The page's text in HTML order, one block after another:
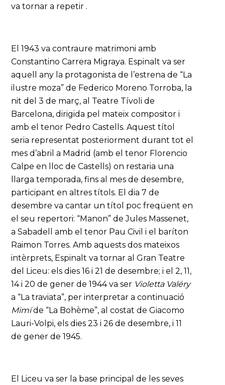
va tornar a repetir .
El 1943 va contraure matrimoni amb
Constantino Carrera Migraya. Espinalt va ser
aquell any la protagonista de l’estrena de “La
ilustre moza” de Federico Moreno Torroba, la
nit del 3 de març, al Teatre Tívoli de
Barcelona, dirigida pel mateix compositor i
amb el tenor Pedro Castells. Aquest títol
seria representat posteriorment durant tot el
mes d’abril a Madrid (amb el tenor Florencio
Calpe en lloc de Castells) on restaria una
llarga temporada, fins al mes de desembre,
participant en altres títols. El dia 7 de
desembre va cantar un títol poc freqüent en
el seu repertori: “Manon” de Jules Massenet,
a Sabadell amb el tenor Pau Civil i el baríton
Raimon Torres. Amb aquests dos mateixos
intèrprets, Espinalt va tornar al Gran Teatre
del Liceu: els dies 16 i 21 de desembre; i el 2, 11,
14 i 20 de gener de 1944 va ser Violetta Valéry
a “La traviata”, per interpretar a continuació
Mimíde “La Bohème”, al costat de Giacomo
Lauri-Volpi, els dies 23 i 26 de desembre, i 11
de gener de 1945.
El Liceu va ser la base principal de les seves